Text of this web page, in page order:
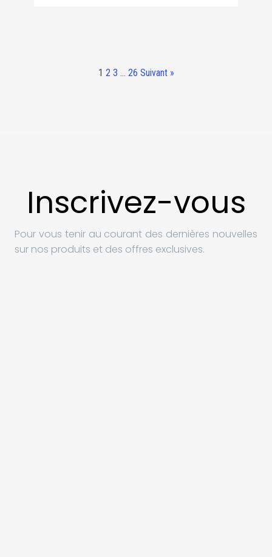
1 2 3 … 26 Suivant »
Inscrivez-vous
Pour vous tenir au courant des dernières nouvelles
sur nos produits et des offres exclusives.